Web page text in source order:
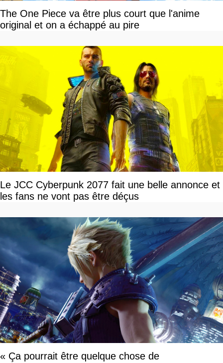
The One Piece va être plus court que l'anime
original et on a échappé au pire
Le JCC Cyberpunk 2077 fait une belle annonce et
les fans ne vont pas être déçus
« Ça pourrait être quelque chose de